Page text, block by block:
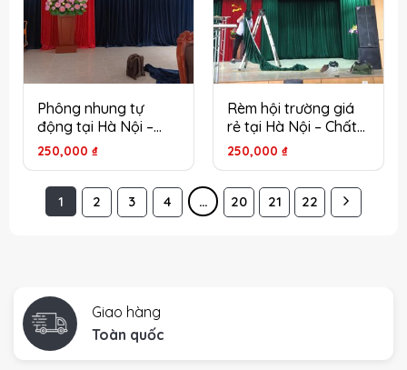
Phông nhung tự
động tại Hà Nội –
Tiện lợi, sang trọng
cho mọi sự kiện
250,000 ₫
Rèm hội trường giá
rẻ tại Hà Nội – Chất
lượng đảm bảo, tiết
kiệm chi phí
250,000 ₫
1 2 3 4 … 20 21 22
Giao hàng
Toàn quốc